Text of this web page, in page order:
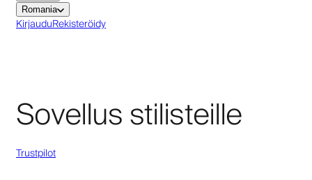
Romania
KirjauduRekisteröidy
Sovellus stilisteille
Trustpilot